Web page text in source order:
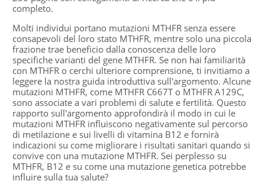
completo.
Molti individui portano mutazioni MTHFR senza essere
consapevoli del loro stato MTHFR, mentre solo una piccola
frazione trae beneficio dalla conoscenza delle loro
specifiche varianti del gene MTHFR. Se non hai familiarità
con MTHFR o cerchi ulteriore comprensione, ti invitiamo a
leggere la nostra guida introduttiva sull'argomento. Alcune
mutazioni MTHFR, come MTHFR C667T o MTHFR A129C,
sono associate a vari problemi di salute e fertilità. Questo
rapporto sull'argomento approfondirà il modo in cui le
mutazioni MTHFR influiscono negativamente sul percorso
di metilazione e sui livelli di vitamina B12 e fornirà
indicazioni su come migliorare i risultati sanitari quando si
convive con una mutazione MTHFR. Sei perplesso su
MTHFR, B12 e su come una mutazione genetica potrebbe
influire sulla tua salute?